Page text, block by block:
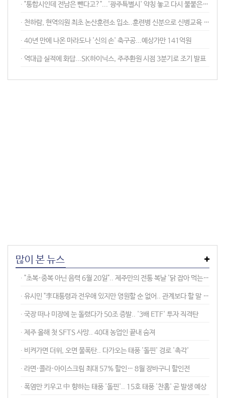
∙︎ "통합시인데 전남은 뺀다고?"...'광주특별시' 약칭 놓고 다시 불붙은 논란
∙︎ 천하람, 현역의원 최초 논산훈련소 입소..훈련병 신분으로 신병교육 체험
∙︎ 40년 만에 나온 마라도나 '신의 손' 축구공...예상가만 141억원
∙︎ 역대급 실적에 화답...SK하이닉스, 주주환원 시점 3분기로 조기 발표
많이 본 뉴스
∙ "초복·중복 아닌 음력 6월 20일".. 제주만의 전통 복날 '닭 잡아 먹는 날'
∙ 유시민 "李대통령과 전우애 있지만 영원할 순 없어.. 관계보다 할 말 한다"
∙ 국장 떠나 미장에 눈 돌렸다가 50조 증발.. '3배 ETF' 투자 직격탄
∙ 제주 올해 첫 SFTS 사망.. 40대 농업인 끝내 숨져
∙ 비켜가면 더위, 오면 물폭탄.. 다가오는 태풍 '돌핀' 경로 '촉각'
∙ 라면·콜라·아이스크림 최대 57% 할인… 8월 장바구니 할인전
∙ 폭염만 키우고 中 향하는 태풍 '돌핀'.. 15호 태풍 '찬홈' 곧 발생 예상